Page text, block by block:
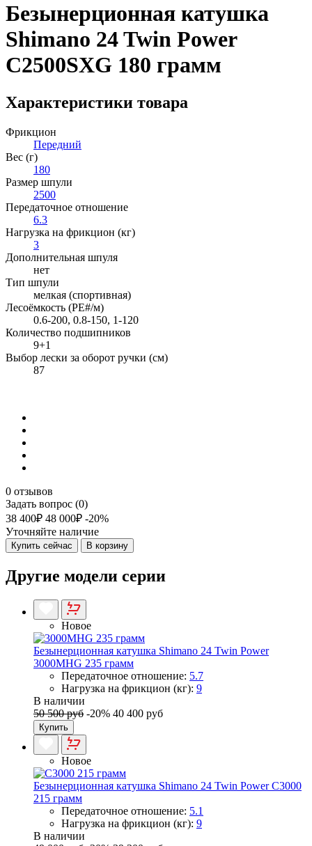
Безынерционная катушка
Shimano 24 Twin Power
C2500SXG 180 грамм
Характеристики товара
Фрикцион
Передний
Вес (г)
180
Размер шпули
2500
Передаточное отношение
6.3
Нагрузка на фрикцион (кг)
3
Дополнительная шпуля
нет
Тип шпули
мелкая (спортивная)
Лесоёмкость (PE#/м)
0.6-200, 0.8-150, 1-120
Количество подшипников
9+1
Выбор лески за оборот ручки (см)
87
0 отзывов
Задать вопрос (0)
38 400₽ 48 000₽ -20%
Уточняйте наличие
Купить сейчас В корзину
Другие модели серии
Новое
Безынерционная катушка Shimano 24 Twin Power
3000MHG 235 грамм
Передаточное отношение: 5.7
Нагрузка на фрикцион (кг): 9
В наличии
50 500 руб -20% 40 400 руб
Купить
Новое
Безынерционная катушка Shimano 24 Twin Power C3000
215 грамм
Передаточное отношение: 5.1
Нагрузка на фрикцион (кг): 9
В наличии